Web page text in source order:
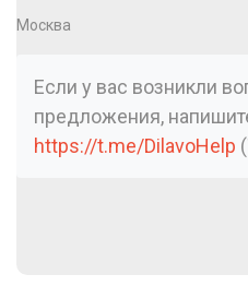
Москва
Если у вас возникли
предложения,
https://t.me/DilavoHelp